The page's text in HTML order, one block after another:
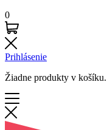
0
Prihlásenie
Žiadne produkty v košíku.